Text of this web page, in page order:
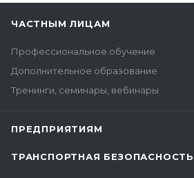
ЧАСТНЫМ ЛИЦАМ
Профессиональное обучение
Дополнительное образование
Тренинги, семинары, вебинары
ПРЕДПРИЯТИЯМ
ТРАНСПОРТНАЯ БЕЗОПАСНОСТЬ